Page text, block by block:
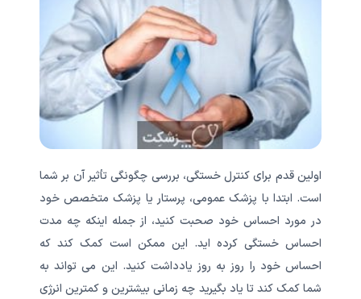
اولین قدم برای کنترل خستگی، بررسی چگونگی تأثیر آن بر شما
است. ابتدا با پزشک عمومی، پرستار یا پزشک متخصص خود
در مورد احساس خود صحبت کنید، از جمله اینکه چه مدت
احساس خستگی کرده اید. این ممکن است کمک کند که
احساس خود را روز به روز یادداشت کنید. این می تواند به
شما کمک کند تا یاد بگیرید چه زمانی بیشترین و کمترین انرژی